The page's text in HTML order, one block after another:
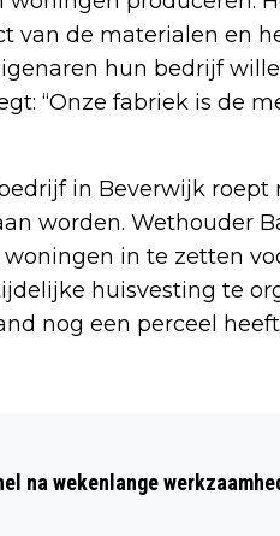
van de materialen en
hun bedrijf
“Onze fabriek is de
in Beverwijk
worden. Wethouder
woningen in te zetten
huisvesting te
nog een perceel
#38: OP ZOEK
MEIDOORN
na wekenlange